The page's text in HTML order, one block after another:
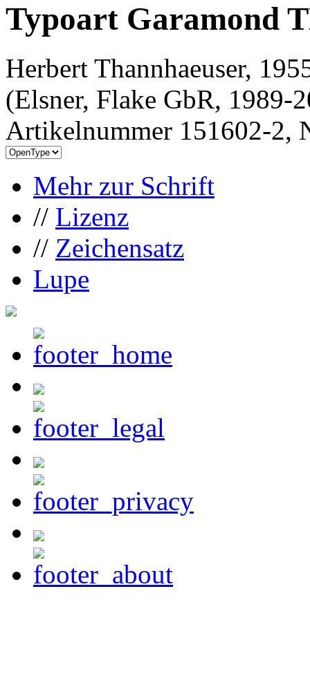
Typoart Garamond
Herbert Thannhaeuser,
(Elsner, Flake GbR, 1989-
Artikelnummer 151602-2,
Mehr zur Schrift
// Lizenz
// Zeichensatz
Lupe